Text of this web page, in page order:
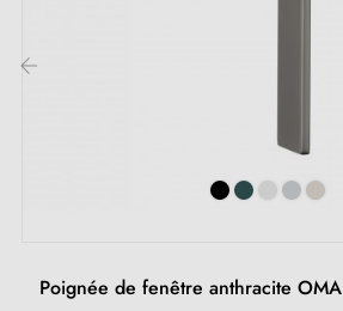
1 pièce de recouvrement de fenêtre
2 vis traversantes M5x40
Poignée de fenêtre anthracite OMA